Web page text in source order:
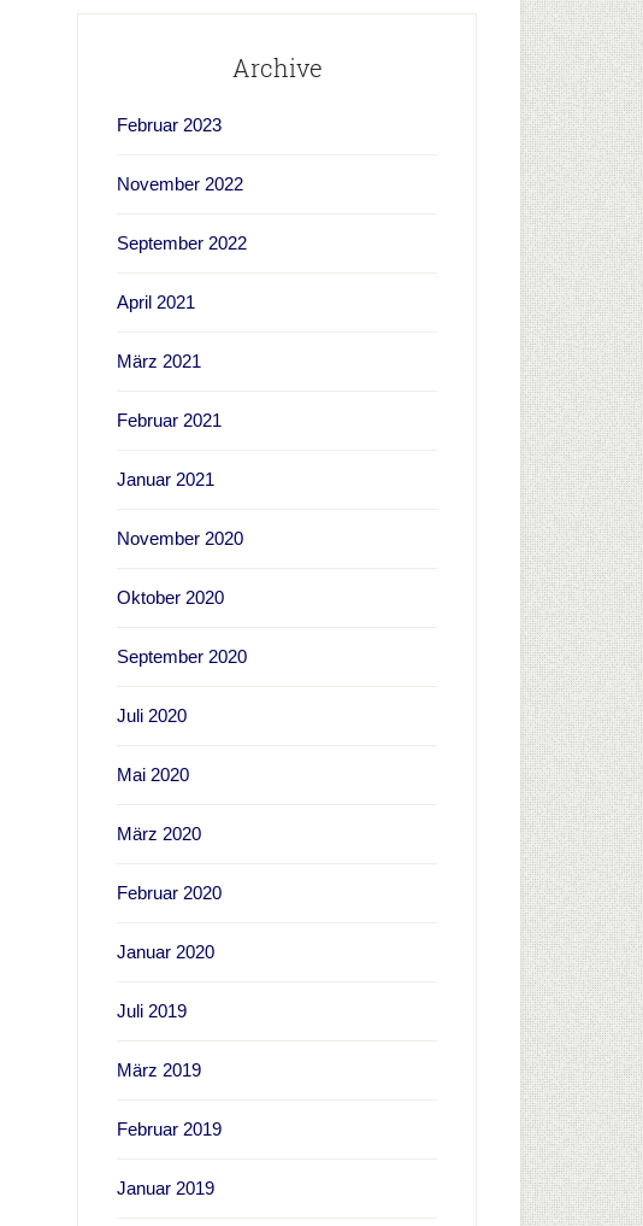
Archive
Februar 2023
November 2022
September 2022
April 2021
März 2021
Februar 2021
Januar 2021
November 2020
Oktober 2020
September 2020
Juli 2020
Mai 2020
März 2020
Februar 2020
Januar 2020
Juli 2019
März 2019
Februar 2019
Januar 2019